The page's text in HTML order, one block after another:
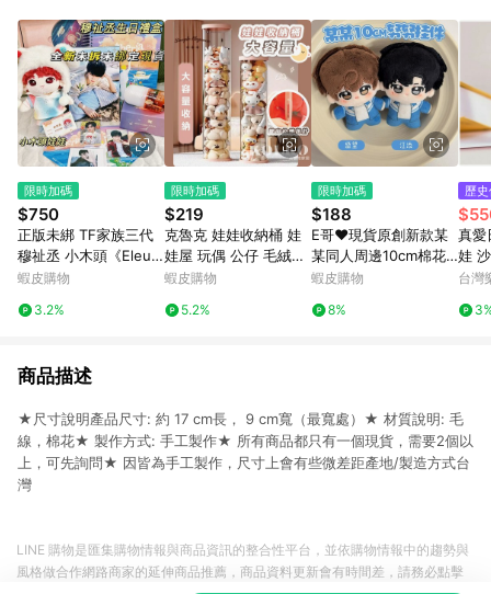
限時加碼
$750
正版未綁 TF家族三代
穆祉丞 小木頭《Eleut
heria Baby》20cm棉
恩仔 生日
蝦皮購物
3.2%
限時加碼
$219
克魯克 娃娃收納桶 娃
娃屋 玩偶 公仔 毛絨公
仔收納桶 升級拉鏈玩具
收納 透明展示盒 玩偶
蝦皮購物
5.2%
限時加碼
$188
E哥❤現貨原創新款某
某同人周邊10cm棉花
娃娃江添盛望努努公仔
蝦皮購物
8%
歷
真愛
娃
滾
台灣
商品描述
★尺寸說明產品尺寸: 約 17 cm長， 9 cm寬（最寬處）★ 材質說明: 毛
線，棉花★ 製作方式: 手工製作★ 所有商品都只有一個現貨，需要2個以
上，可先詢問★ 因皆為手工製作，尺寸上會有些微差距產地/製造方式台
灣
LINE 購物是匯集購物情報與商品資訊的整合性平台，並依購物情報中的趨勢與
風格做合作網路商家的延伸商品推薦，商品資料更新會有時間差，請務必點擊